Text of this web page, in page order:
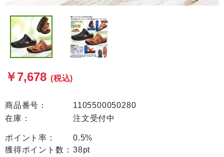
￥7,678 (税込)
商品番号：
1105500050280
在庫：
注文受付中
ポイント率：
0.5%
獲得ポイント数： 38pt